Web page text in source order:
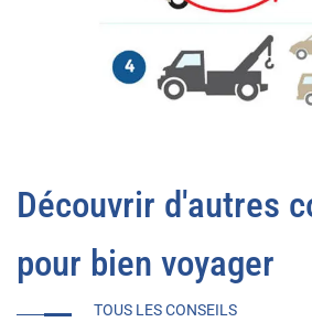
Découvrir d'autres
pour bien voyager
TOUS LES CONSEILS